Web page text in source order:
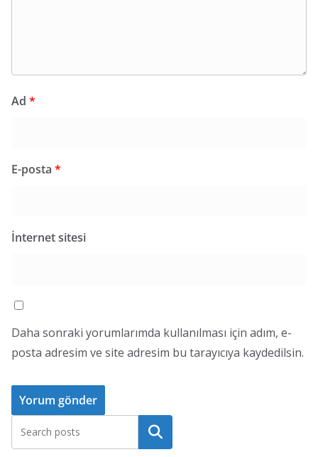
Ad *
E-posta *
İnternet sitesi
Daha sonraki yorumlarımda kullanılması için adım, e-
posta adresim ve site adresim bu tarayıcıya kaydedilsin.
Ara